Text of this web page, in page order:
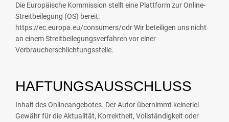
Die Europäische Kommission stellt eine Plattform zur Online-
Streitbeilegung (OS) bereit:
https://ec.europa.eu/consumers/odr Wir beteiligen uns nicht
an einem Streitbeilegungsverfahren vor einer
Verbraucherschlichtungsstelle.
HAFTUNGSAUSSCHLUSS
Inhalt des Onlineangebotes. Der Autor übernimmt keinerlei
Gewähr für die Aktualität, Korrektheit, Vollständigkeit oder